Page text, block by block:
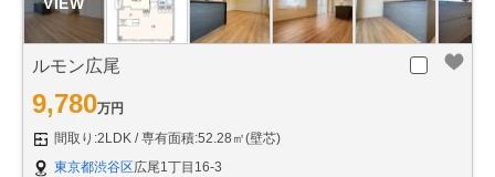
ルモン広尾
9,780万円
間取り:2LDK
専有面積:52.28㎡(壁芯)
東京都渋谷区広尾1丁目16-3